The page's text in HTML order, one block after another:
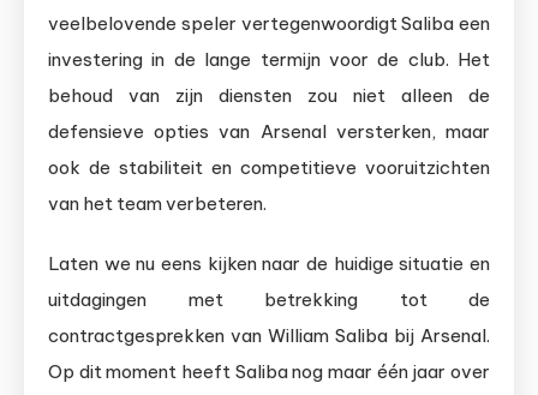
veelbelovende speler vertegenwoordigt Saliba een
investering in de lange termijn voor de club. Het
behoud van zijn diensten zou niet alleen de
defensieve opties van Arsenal versterken, maar
ook de stabiliteit en competitieve vooruitzichten
van het team verbeteren.
Laten we nu eens kijken naar de huidige situatie en
uitdagingen met betrekking tot de
contractgesprekken van William Saliba bij Arsenal.
Op dit moment heeft Saliba nog maar één jaar over